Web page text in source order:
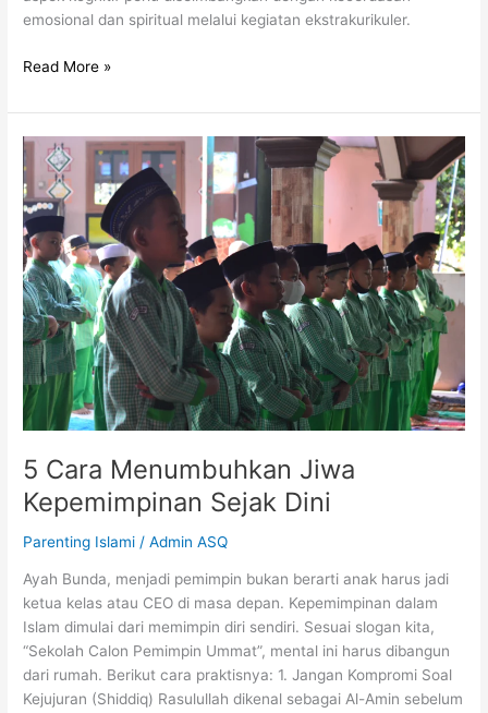
emosional dan spiritual melalui kegiatan ekstrakurikuler.
Read More »
5 Cara Menumbuhkan Jiwa
Kepemimpinan Sejak Dini
Parenting Islami /Admin ASQ
Ayah Bunda, menjadi pemimpin bukan berarti anak harus jadi
ketua kelas atau CEO di masa depan. Kepemimpinan dalam
Islam dimulai dari memimpin diri sendiri. Sesuai slogan kita,
“Sekolah Calon Pemimpin Ummat”, mental ini harus dibangun
dari rumah. Berikut cara praktisnya: 1. Jangan Kompromi Soal
Kejujuran (Shiddiq) Rasulullah dikenal sebagai Al-Amin sebelum
5
Cara
Menumbuhkan
Jiwa
Kepemimpinan
Sejak
Dini